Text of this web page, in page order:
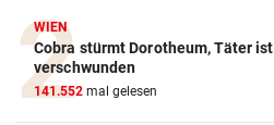
WIEN
Cobra stürmt Dorotheum, Täter ist
verschwunden
141.552 mal gelesen